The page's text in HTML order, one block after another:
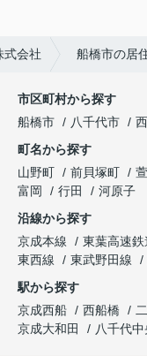
式会社 船橋市の居
市区町村から探す
船橋市
八千代市
町名から探す
山野町
前貝塚町
富岡
行田
河原子
沿線から探す
京成本線
東葉高速鉄
東西線
東武野田線
駅から探す
京成西船
西船橋
京成大和田
八千代中